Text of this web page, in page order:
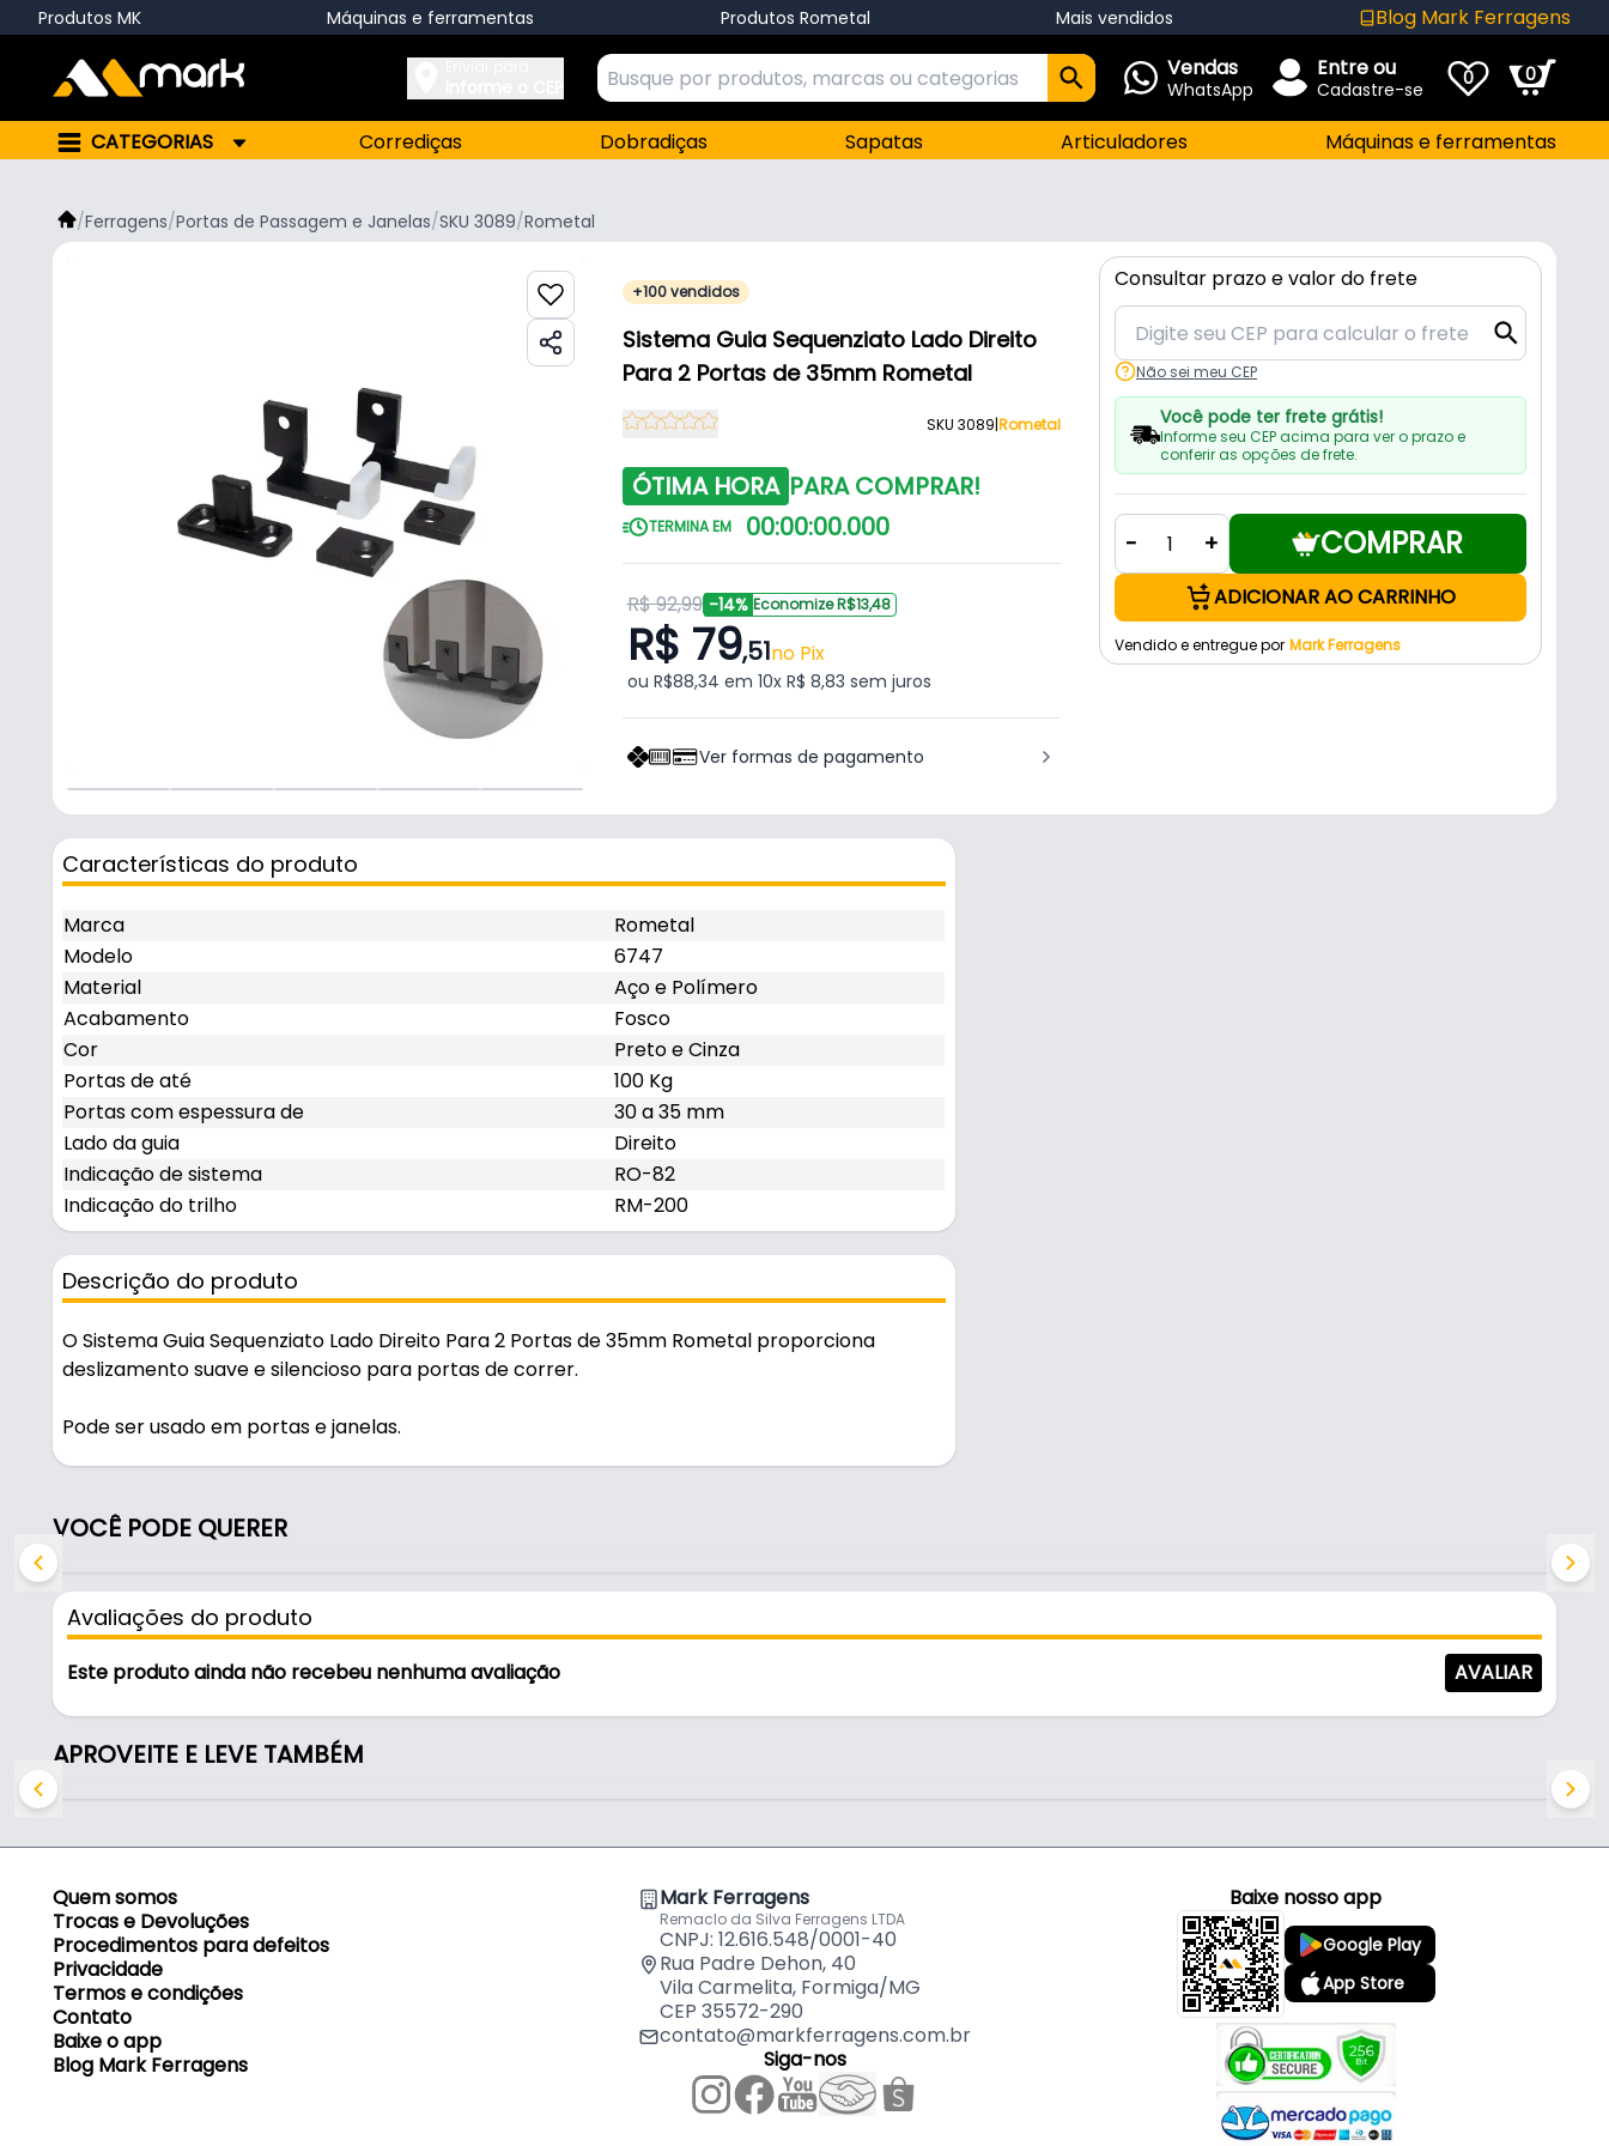
Produtos MK Máquinas e ferramentas Produtos Rometal Mais vendidos Blog Mark Ferragens
Vendas
WhatsApp
Entre ou
Cadastre-se 0 0
CATEGORIAS Corrediças Dobradiças Sapatas Articuladores Máquinas e ferramentas
/Ferragens/Portas de Passagem e Janelas/SKU 3089/Rometal
+100 vendidos
Sistema Guia Sequenziato Lado Direito
Para 2 Portas de 35mm Rometal
SKU 3089|Rometal
ÓTIMA HORA PARA COMPRAR!
TERMINA EM 00:00:00.000
R$ 92,99 -14% Economize R$13,48
R$ 79,51no Pix
ou R$88,34 em 10x R$ 8,83 sem juros
Ver formas de pagamento
Consultar prazo e valor do frete
Não sei meu CEP
Você pode ter frete grátis!
Informe seu CEP acima para ver o prazo e
conferir as opções de frete.
- + COMPRAR
ADICIONAR AO CARRINHO
Vendido e entregue por Mark Ferragens
Características do produto
Marca
Rometal
Modelo
6747
Material
Aço e Polímero
Acabamento
Fosco
Cor
Preto e Cinza
Portas de até
100 Kg
Portas com espessura de
30 a 35 mm
Lado da guia
Direito
Indicação de sistema
RO-82
Indicação do trilho
RM-200
Descrição do produto
O Sistema Guia Sequenziato Lado Direito Para 2 Portas de 35mm Rometal proporciona
deslizamento suave e silencioso para portas de correr.
Pode ser usado em portas e janelas.
durável no uso diário. Suporta 100 kg.
- Marca: Rometal
- Modelo: 6747
- Material: Aço e Polímero
- Acabamento: Fosco
- Cor: Preto e Cinza
- Portas de até: 100 Kg
- Portas com espessura de: 30 a 35 mm
Conteúdo da Embalagem:
- 02 Guias Móveis - Lado Direito.
- 02 Batentes de Fixação.
- 01 Guia Fixo.
- Parafusos de Fixação.
VOCÊ PODE QUERER
Avaliações do produto
Este produto ainda não recebeu nenhuma avaliação AVALIAR
APROVEITE E LEVE TAMBÉM
Quem somos
Trocas e Devoluções
Procedimentos para defeitos
Privacidade
Termos e condições
Contato
Baixe o app
Blog Mark Ferragens
Mark Ferragens
Remaclo da Silva Ferragens LTDA
CNPJ: 12.616.548/0001-40
Rua Padre Dehon, 40
Vila Carmelita, Formiga/MG
CEP 35572-290
contato@markferragens.com.br
Siga-nos
Baixe nosso app
Google Play
App Store